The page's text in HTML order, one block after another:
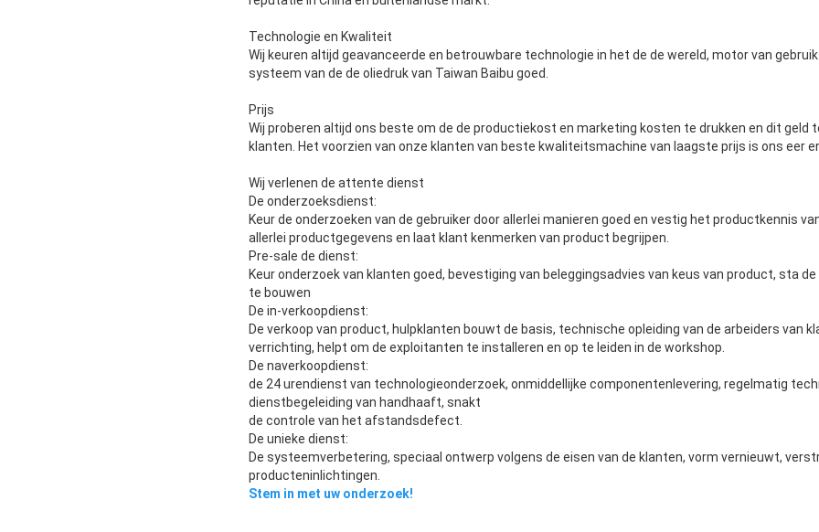
Technologie en Kwaliteit
Wij keuren altijd geavanceerde en betrouwbare technologie in het de de wereld, motor van
systeem van de de oliedruk van Taiwan Baibu goed.
Prijs
Wij proberen altijd ons beste om de de productiekost en marketing kosten te drukken en dit geld
klanten. Het voorzien van onze klanten van beste kwaliteitsmachine van laagste prijs is ons eer
Wij verlenen de attente dienst
De onderzoeksdienst:
Keur de onderzoeken van de gebruiker door allerlei manieren goed en vestig het productkennis
allerlei productgegevens en laat klant kenmerken van product begrijpen.
Pre-sale de dienst:
Keur onderzoek van klanten goed, bevestiging van beleggingsadvies van keus van product, sta
te bouwen
De in-verkoopdienst:
De verkoop van product, hulpklanten bouwt de basis, technische opleiding van de arbeiders van
verrichting, helpt om de exploitanten te installeren en op te leiden in de workshop.
De naverkoopdienst:
de 24 urendienst van technologieonderzoek, onmiddellijke componentenlevering, regelmatig
dienstbegeleiding van handhaaft, snakt
de controle van het afstandsdefect.
De unieke dienst:
De systeemverbetering, speciaal ontwerp volgens de eisen van de klanten, vorm vernieuwt,
producteninlichtingen.
Stem in met uw onderzoek!